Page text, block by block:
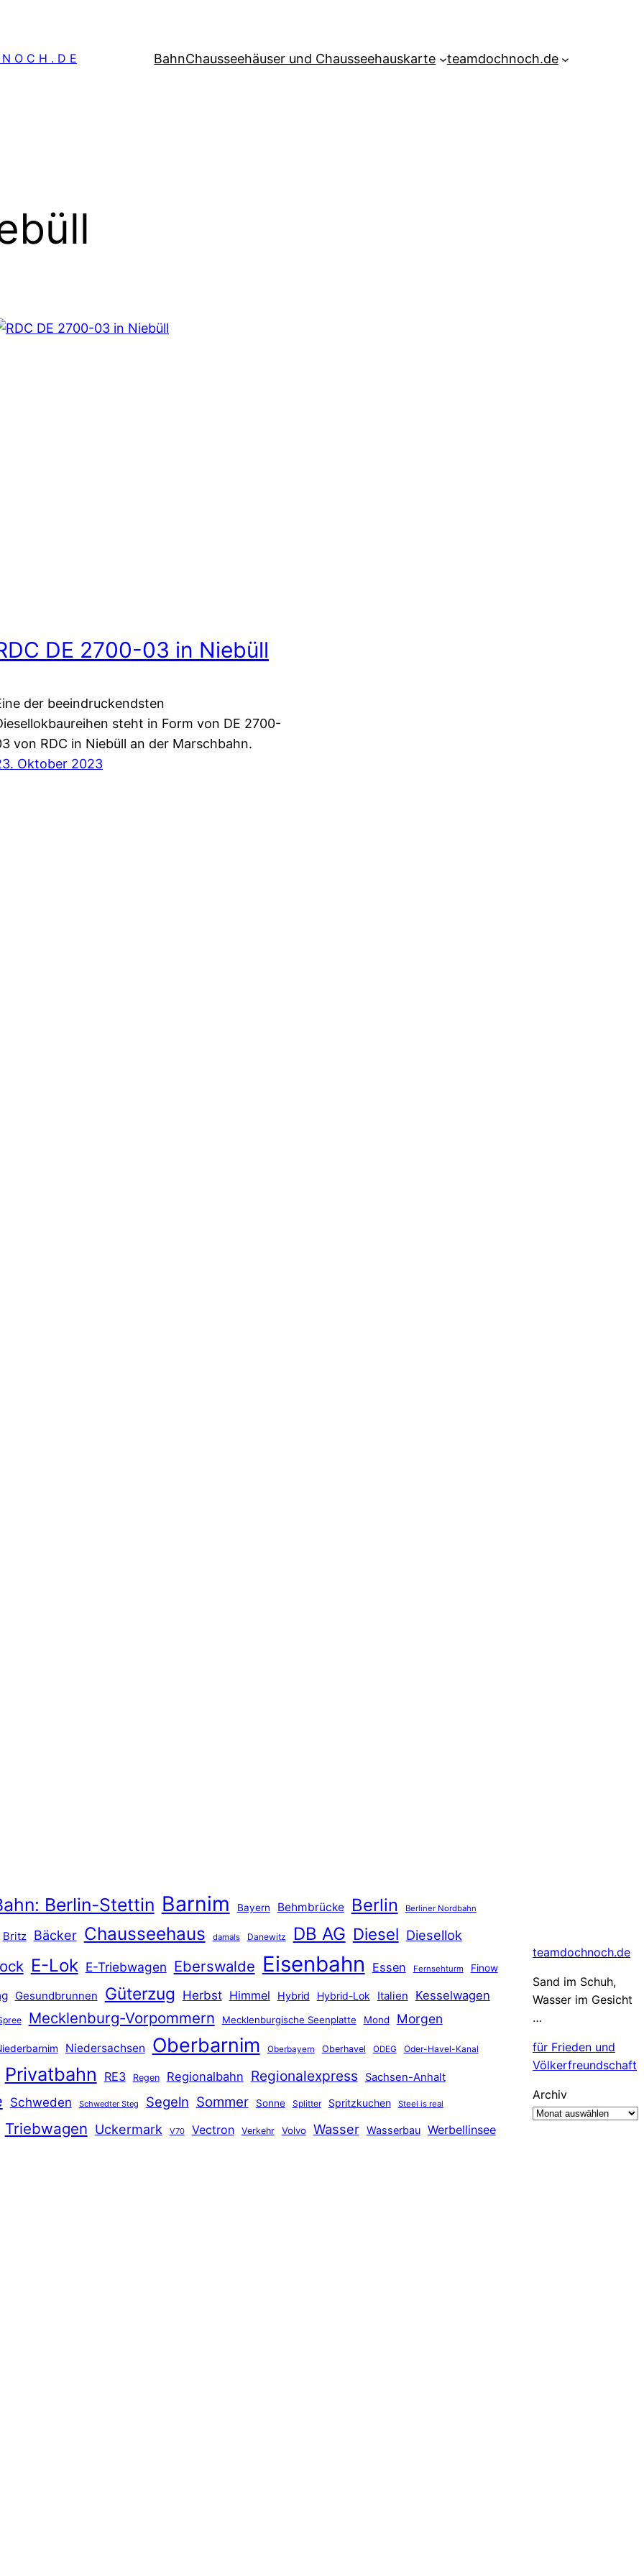
O C H . D E BahnChausseehäuser und Chausseehauskarte teamdochnoch.de
DE 2700-03 in Niebüll
der beeindruckendsten
steht in Form von DE 2700-
von RDC in Niebüll an der Marschbahn.
Oktober 2023
Berlin-Stettin Barnim Bayern Behmbrücke Berlin Berliner Nordbahn
Britz Bäcker Chausseehaus damals Danewitz DB AG Diesel Diesellok
E-Lok E-Triebwagen Eberswalde Eisenbahn Essen Fernsehturm Finow
Gesundbrunnen Güterzug Herbst Himmel Hybrid Hybrid-Lok Italien Kesselwagen
Mecklenburg-Vorpommern Mecklenburgische Seenplatte Mond Morgen
Niedersachsen Oberbarnim Oberbayern Oberhavel ODEG Oder-Havel-Kanal
Privatbahn RE3 Regen Regionalbahn Regionalexpress Sachsen-Anhalt
Schweden Schwedter Steg Segeln Sommer Sonne Splitter Spritzkuchen Steel is real
Triebwagen Uckermark V70 Vectron Verkehr Volvo Wasser Wasserbau Werbellinsee
teamdochnoch.de
Sand im Schuh,
Wasser im Gesicht
…
für Frieden und
Völkerfreundschaft
Archiv